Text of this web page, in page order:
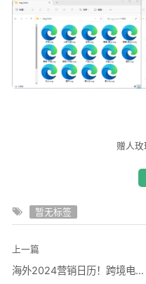
赠人
暂无标签
上一篇
海外2024营销日历！跨境电商人必备！